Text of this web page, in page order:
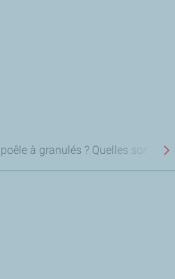
à granulés ? Quelles sont les